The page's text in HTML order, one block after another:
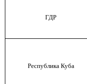
ГДР
Республика Куба